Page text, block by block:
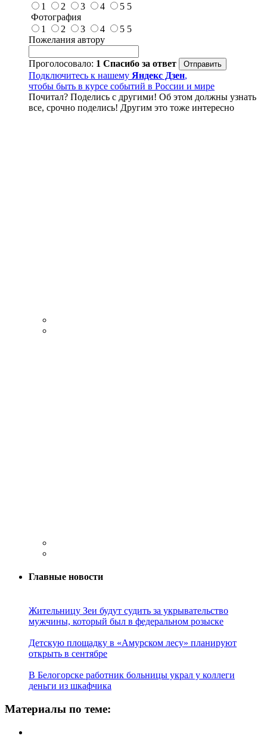
1
2 3 4 5 5
Фотография
1
2 3 4 5 5
Пожелания автору
Проголосовало: 1 Спасибо за ответ
Подключитесь к нашему Яндекс Дзен,
чтобы быть в курсе событий в России и мире
Почитал? Поделись с другими! Об этом должны узнать
все, срочно поделись! Другим это тоже интересно
Главные новости
Жительницу Зеи будут судить за укрывательство
мужчины, который был в федеральном розыске
Детскую площадку в «Амурском лесу» планируют
открыть в сентябре
В Белогорске работник больницы украл у коллеги
деньги из шкафчика
Материалы по теме: